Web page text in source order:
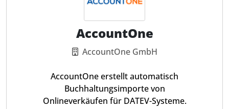
AccountOne
AccountOne GmbH
AccountOne erstellt automatisch
Buchhaltungsimporte von
Onlineverkäufen für DATEV-Systeme.